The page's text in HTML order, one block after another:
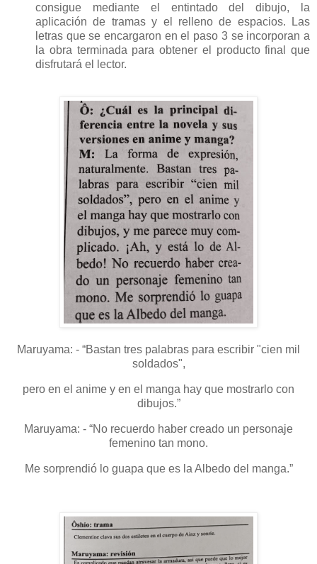
consigue mediante el entintado del dibujo, la
aplicación de tramas y el relleno de espacios. Las
letras que se encargaron en el paso 3 se incorporan a
la obra terminada para obtener el producto final que
disfrutará el lector.
Maruyama: - “Bastan tres palabras para escribir "cien mil
soldados",
pero en el anime y en el manga hay que mostrarlo con
dibujos.”
Maruyama: - “No recuerdo haber creado un personaje
femenino tan mono.
Me sorprendió lo guapa que es la Albedo del manga.”